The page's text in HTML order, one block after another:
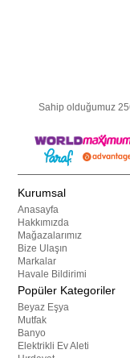
Sahip olduğumuz
Kurumsal
Anasayfa
Hakkımızda
Mağazalarımız
Bize Ulaşın
Markalar
Havale Bildirimi
Popüler Kategoriler
Beyaz Eşya
Mutfak
Banyo
Elektrikli Ev Aleti